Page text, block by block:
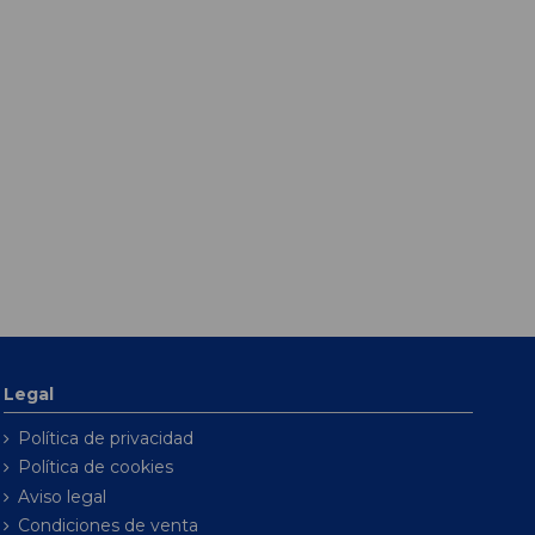
Legal
Política de privacidad
Política de cookies
Aviso legal
Condiciones de venta